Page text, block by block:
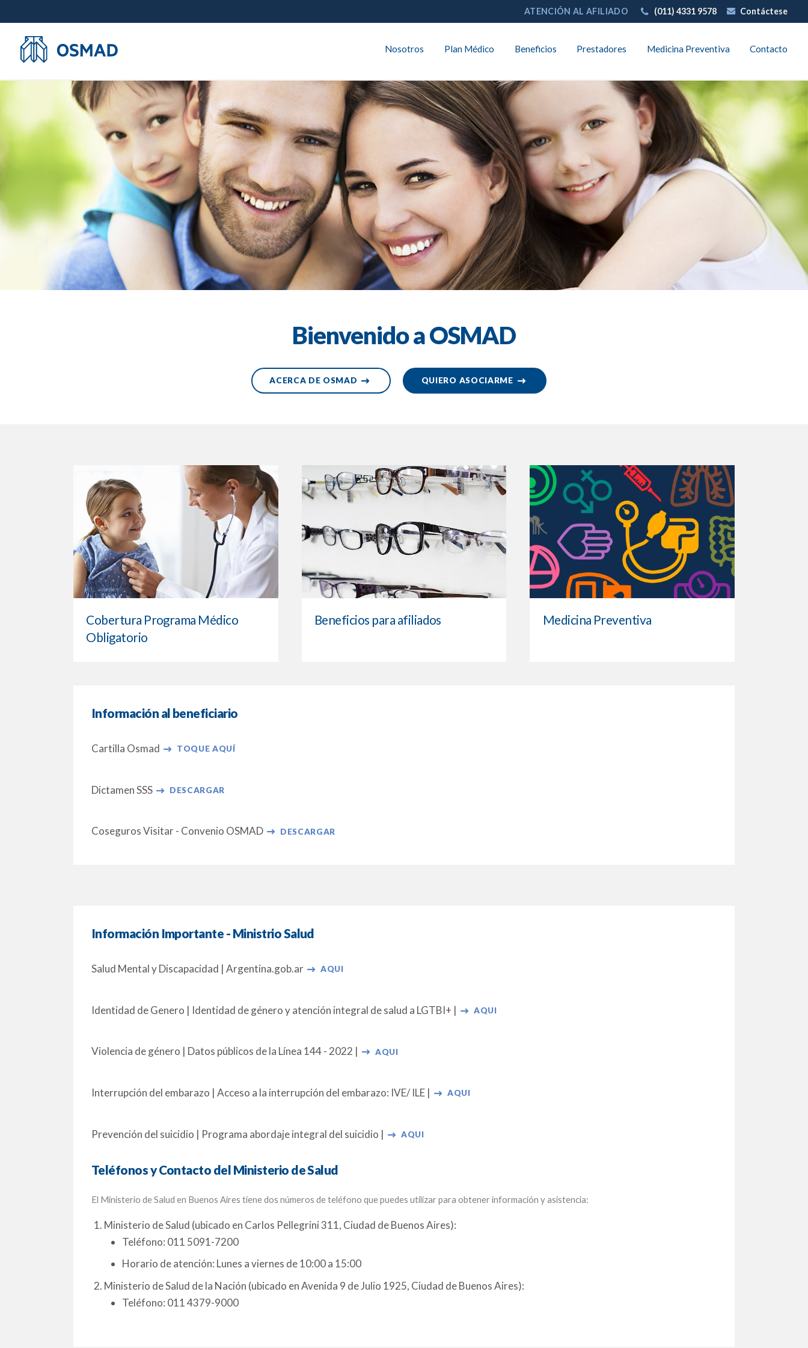
ATENCIÓN AL AFILIADO (011) 4331 9578 Contáctese
Nosotros Plan Médico Beneficios Prestadores Medicina Preventiva Contacto
Bienvenido a OSMAD
ACERCA DE OSMAD QUIERO ASOCIARME
Cobertura Programa Médico
Obligatorio
Beneficios para afiliados Medicina Preventiva
Información al beneficiario
Cartilla Osmad TOQUE AQUÍ
Dictamen SSS DESCARGAR
Coseguros Visitar - Convenio OSMAD DESCARGAR
Información Importante - Ministrio Salud
Salud Mental y Discapacidad | Argentina.gob.ar AQUI
Identidad de Genero | Identidad de género y atención integral de salud a LGTBI+ | AQUI
Violencia de género | Datos públicos de la Línea 144 - 2022 | AQUI
Interrupción del embarazo | Acceso a la interrupción del embarazo: IVE/ ILE | AQUI
Prevención del suicidio | Programa abordaje integral del suicidio | AQUI
Teléfonos y Contacto del Ministerio de Salud
El Ministerio de Salud en Buenos Aires tiene dos números de teléfono que puedes utilizar para obtener información y asistencia:
Ministerio de Salud (ubicado en Carlos Pellegrini 311, Ciudad de Buenos Aires):
Teléfono: 011 5091-7200
Horario de atención: Lunes a viernes de 10:00 a 15:00
Ministerio de Salud de la Nación (ubicado en Avenida 9 de Julio 1925, Ciudad de Buenos Aires):
Teléfono: 011 4379-9000